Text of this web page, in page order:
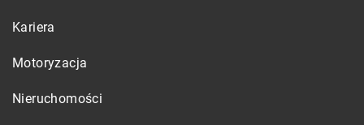
Kariera
Motoryzacja
Nieruchomości